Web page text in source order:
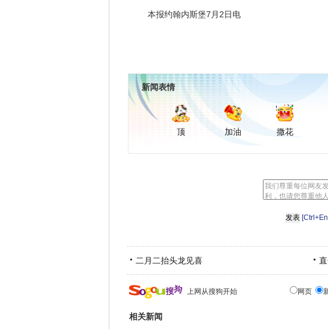
本报约翰内斯堡7月2日电
新闻表情
顶 加油 撒花
二月二抬头龙见喜
上网从搜狗开始 网页
相关新闻